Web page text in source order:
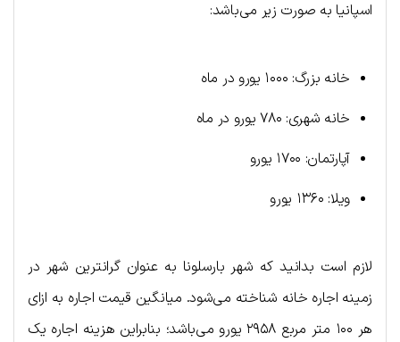
اسپانیا به صورت زیر می‌باشد:
خانه بزرگ: ۱۰۰۰ یورو در ماه
خانه شهری: ۷۸۰ یورو در ماه
آپارتمان: ۱۷۰۰ یورو
ویلا: ۱۳۶۰ یورو
لازم است بدانید که شهر بارسلونا به عنوان گرانترین شهر در
زمینه اجاره خانه شناخته می‌شود. میانگین قیمت اجاره به ازای
هر ۱۰۰ متر مربع ۲۹۵۸ یورو می‌باشد؛ بنابراین هزینه اجاره یک